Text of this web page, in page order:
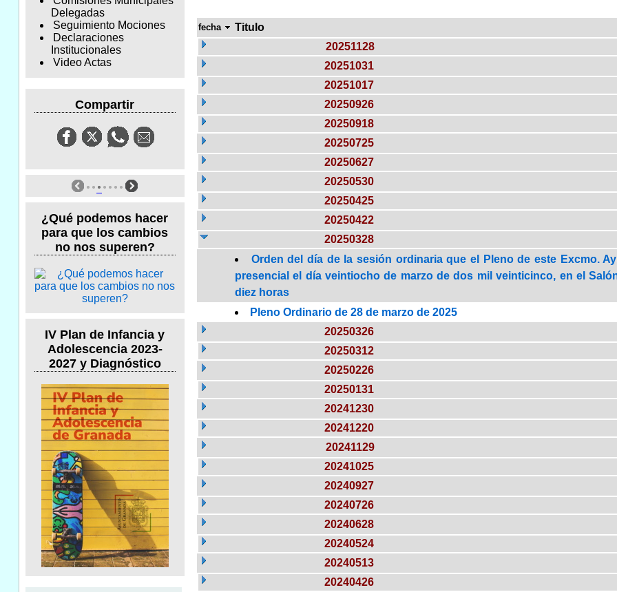
Delegadas
Seguimiento Mociones
Declaraciones
Institucionales
Video Actas
Compartir
¿Qué podemos hacer
para que los cambios
no nos superen?
IV Plan de Infancia y
Adolescencia 2023-
2027 y Diagnóstico
fecha Titulo
20251128
20251031
20251017
20250926
20250918
20250725
20250627
20250530
20250425
20250422
20250328
Orden del día de la sesión ordinaria que el Pleno de este Excmo.
presencial el día veintiocho de marzo de dos mil veinticinco, en el
diez horas
Pleno Ordinario de 28 de marzo de 2025
20250326
20250312
20250226
20250131
20241230
20241220
20241129
20241025
20240927
20240726
20240628
20240524
20240513
20240426